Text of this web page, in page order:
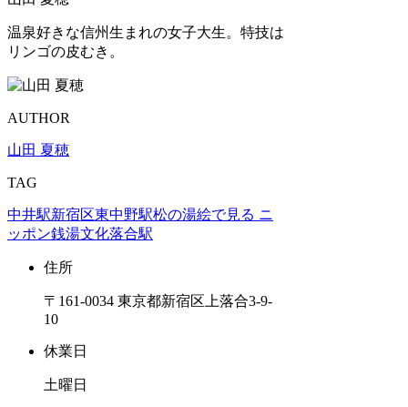
温泉好きな信州生まれの女子大生。特技は
リンゴの皮むき。
AUTHOR
山田 夏穂
TAG
中井駅新宿区東中野駅松の湯絵で見る ニ
ッポン銭湯文化落合駅
住所
〒161-0034 東京都新宿区上落合3-9-
10
休業日
土曜日